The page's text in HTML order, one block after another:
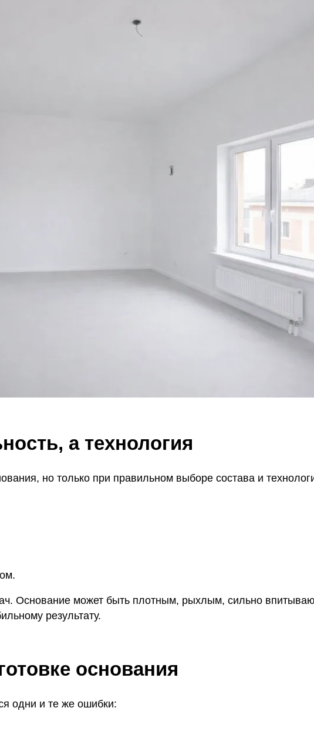
а технология
но только при правильном выборе состава и
Основание может быть плотным, рыхлым, сильно
результату.
основания
одни и те же ошибки: